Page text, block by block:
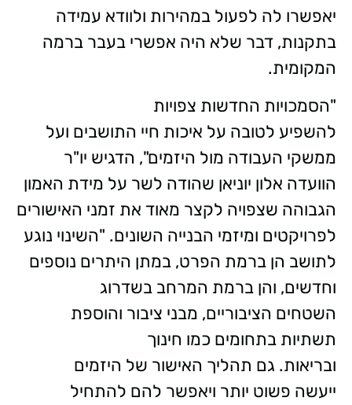
יאפשרו לה לפעול במהירות ולוודא עמידה
בתקנות, דבר שלא היה אפשרי בעבר ברמה
המקומית.
"הסמכויות החדשות צפויות
להשפיע לטובה על איכות חיי התושבים ועל
ממשקי העבודה מול היזמים", הדגיש יו"ר
הוועדה אלון יוניאן שהודה לשר על מידת האמון
הגבוהה שצפויה לקצר מאוד את זמני האישורים
לפרויקטים ומיזמי הבנייה השונים. "השינוי נוגע
לתושב הן ברמת הפרט, במתן היתרים נוספים
וחדשים, והן ברמת המרחב בשדרוג
השטחים הציבוריים, מבני ציבור והוספת
תשתיות בתחומים כמו חינוך
ובריאות. גם תהליך האישור של היזמים
ייעשה פשוט יותר ויאפשר להם להתחיל